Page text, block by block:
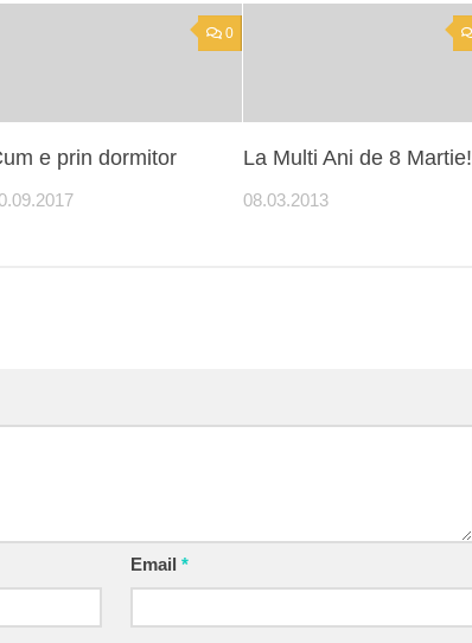
0
e prin dormitor La Multi Ani de 8 Martie!
08.03.2013
Email*